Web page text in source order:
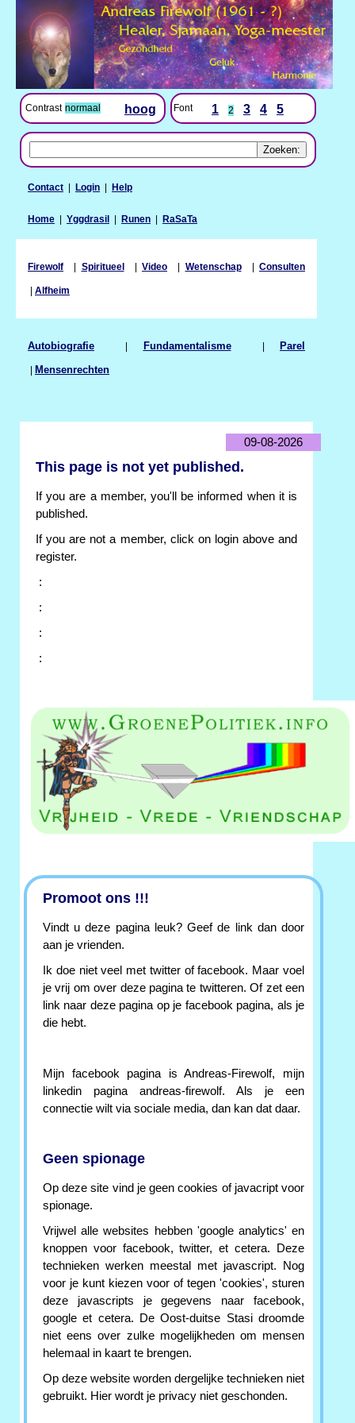
Contrast normaal hoog Font 1 2 3 4 5
Contact | Login | Help
Home | Yggdrasil | Runen | RaSaTa
Firewolf | Spiritueel| Video | Wetenschap| Consulten
| Alfheim
Autobiografie | Fundamentalisme| Parel
| Mensenrechten
09-08-2026
This page is not yet published.
If you are a member, you'll be informed when it is
published.
If you are not a member, click on login above and
register.
:
:
:
:
Promoot ons !!!
Vindt u deze pagina leuk? Geef de link dan door
aan je vrienden.
Ik doe niet veel met twitter of facebook. Maar voel
je vrij om over deze pagina te twitteren. Of zet een
link naar deze pagina op je facebook pagina, als je
die hebt.
Mijn facebook pagina is Andreas-Firewolf, mijn
linkedin pagina andreas-firewolf. Als je een
connectie wilt via sociale media, dan kan dat daar.
Geen spionage
Op deze site vind je geen cookies of javacript voor
spionage.
Vrijwel alle websites hebben 'google analytics' en
knoppen voor facebook, twitter, et cetera. Deze
technieken werken meestal met javascript. Nog
voor je kunt kiezen voor of tegen 'cookies', sturen
deze javascripts je gegevens naar facebook,
google et cetera. De Oost-duitse Stasi droomde
niet eens over zulke mogelijkheden om mensen
helemaal in kaart te brengen.
Op deze website worden dergelijke technieken niet
gebruikt. Hier wordt je privacy niet geschonden.